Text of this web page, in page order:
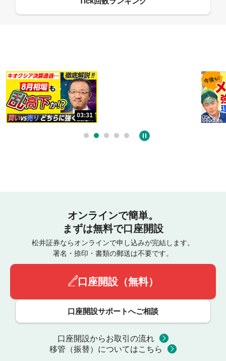
オンラインで簡単。
まずは無料で口座開設
松井証券ならオンラインで申し込みが完結します。
署名・捺印・書類の郵送は不要です。
口座開設（無料）
口座開設サポートへご相談
口座開設からお取引の流れ
移管（振替）についてはこちら